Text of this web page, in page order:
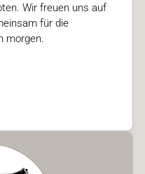
Wir freuen uns auf
für die
morgen.